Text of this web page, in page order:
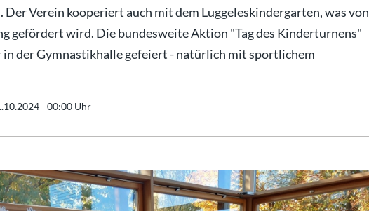
Der Verein kooperiert auch mit dem Luggeleskindergarten, was von
gefördert wird. Die bundesweite Aktion "Tag des Kinderturnens"
in der Gymnastikhalle gefeiert - natürlich mit sportlichem
- 00:00 Uhr